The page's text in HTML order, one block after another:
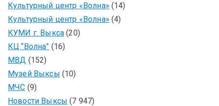
Культурный центр «Волна» (14)
Культурный центр «Волна» (4)
КУМИ г. Выкса (20)
КЦ “Волна” (16)
МВД (152)
Музей Выксы (10)
МЧС (9)
Новости Выксы (7 947)